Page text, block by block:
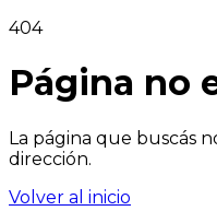
404
Página no
La página que buscás
dirección.
Volver al inicio